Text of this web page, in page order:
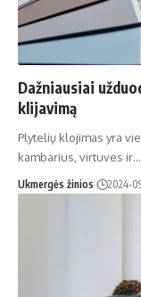
Dažniausiai
klijavimą
Plytelių klojimas yra
kambarius, virtuves ir…
Ukmergės žinios 2024-